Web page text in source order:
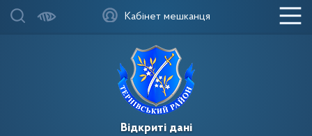
Відкриті дані
Кабінет мешканця